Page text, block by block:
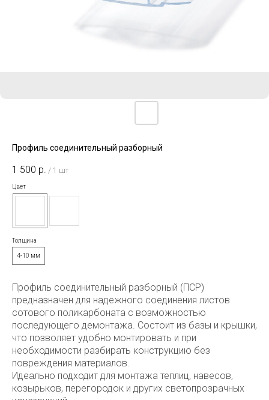
Профиль соединительный разборный
1 500 р. / 1 шт
Цвет
Толщина
4-10 мм
Профиль соединительный разборный (ПСР)
предназначен для надежного соединения листов
сотового поликарбоната с возможностью
последующего демонтажа. Состоит из базы и крышки,
что позволяет удобно монтировать и при
необходимости разбирать конструкцию без
повреждения материалов.
Идеально подходит для монтажа теплиц, навесов,
козырьков, перегородок и других светопрозрачных